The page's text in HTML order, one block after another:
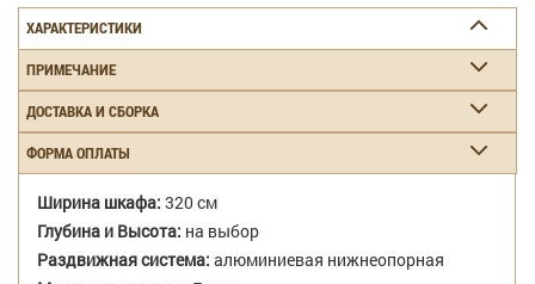
ХАРАКТЕРИСТИКИ
ПРИМЕЧАНИЕ
ДОСТАВКА И СБОРКА
ФОРМА ОПЛАТЫ
Ширина шкафа: 320 см
Глубина и Высота: на выбор
Раздвижная система: алюминиевая нижнеопорная